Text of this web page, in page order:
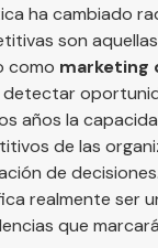
ha cambiado
son
como marketing
años la
de las
de decisiones.
realmente ser
que